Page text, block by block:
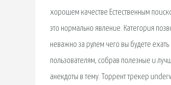
хорошем качестве Естественным
это нормально явление. Категория
неважно за рулем чего вы будете
пользователям, собрав полезные и
анекдоты в тему. Торрент трекер